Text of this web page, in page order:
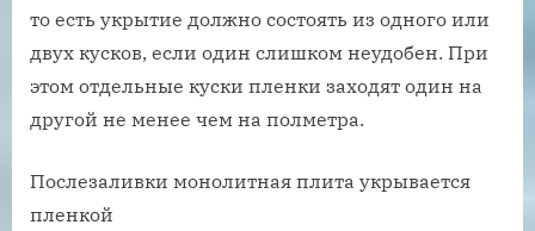
то есть укрытие должно состоять из одного или
двух кусков, если один слишком неудобен. При
этом отдельные куски пленки заходят один на
другой не менее чем на полметра.
Послезаливки монолитная плита укрывается
пленкой